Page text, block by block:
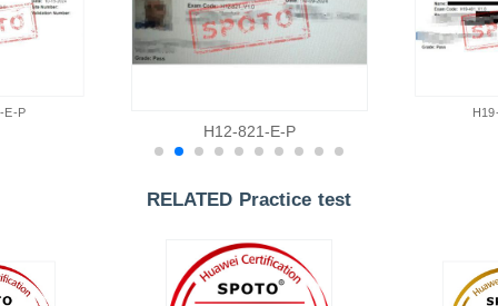
E-P
H12-821-E-P
RELATED Practice test